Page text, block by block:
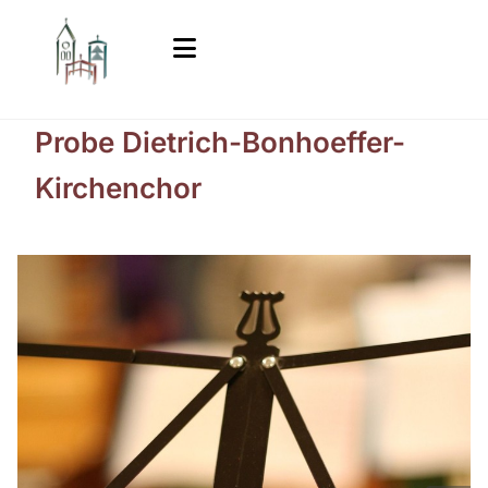
Probe Dietrich-Bonhoeffer-
Kirchenchor